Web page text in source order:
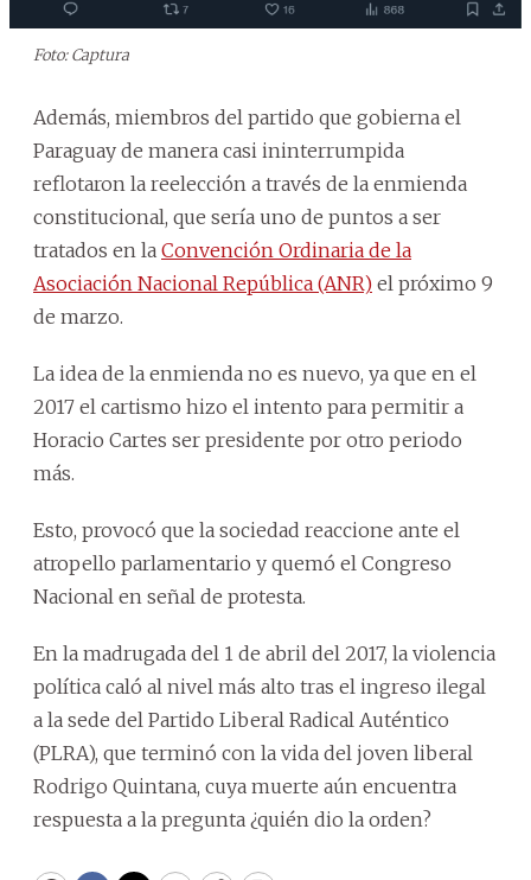
Foto: Captura
Además, miembros del partido que gobierna el
Paraguay de manera casi ininterrumpida
reflotaron la reelección a través de la enmienda
constitucional, que sería uno de puntos a ser
tratados en la Convención Ordinaria de la
Asociación Nacional República (ANR) el próximo 9
de marzo.
La idea de la enmienda no es nuevo, ya que en el
2017 el cartismo hizo el intento para permitir a
Horacio Cartes ser presidente por otro periodo
más.
Esto, provocó que la sociedad reaccione ante el
atropello parlamentario y quemó el Congreso
Nacional en señal de protesta.
En la madrugada del 1 de abril del 2017, la violencia
política caló al nivel más alto tras el ingreso ilegal
a la sede del Partido Liberal Radical Auténtico
(PLRA), que terminó con la vida del joven liberal
Rodrigo Quintana, cuya muerte aún encuentra
respuesta a la pregunta ¿quién dio la orden?